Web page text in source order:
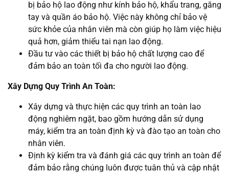
bị bảo hộ lao động như kính bảo hộ, khẩu trang, găng
tay và quần áo bảo hộ. Việc này không chỉ bảo vệ
sức khỏe của nhân viên mà còn giúp họ làm việc hiệu
quả hơn, giảm thiểu tai nạn lao động.
Đầu tư vào các thiết bị bảo hộ chất lượng cao để
đảm bảo an toàn tối đa cho người lao động.
Xây Dựng Quy Trình An Toàn:
Xây dựng và thực hiện các quy trình an toàn lao
động nghiêm ngặt, bao gồm hướng dẫn sử dụng
máy, kiểm tra an toàn định kỳ và đào tạo an toàn cho
nhân viên.
Định kỳ kiểm tra và đánh giá các quy trình an toàn để
đảm bảo rằng chúng luôn được tuân thủ và cập nhật